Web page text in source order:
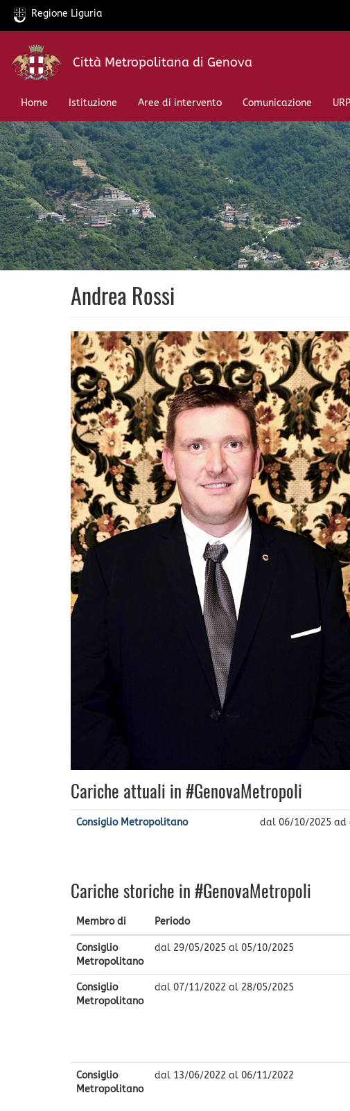
Salta
contenuto
Regione Liguria
Città Metropolitana di Genova
Home
Istituzione Aree di intervento Comunicazione URP
Andrea Rossi
Cariche attuali in #GenovaMetropoli
Consiglio Metropolitano dal 06/10/2025 ad
Cariche storiche in #GenovaMetropoli
Membro di Periodo
Consiglio
Metropolitano
dal 29/05/2025 al 05/10/2025
Consiglio
Metropolitano
dal 07/11/2022 al 28/05/2025
Consiglio
Metropolitano
dal 13/06/2022 al 06/11/2022